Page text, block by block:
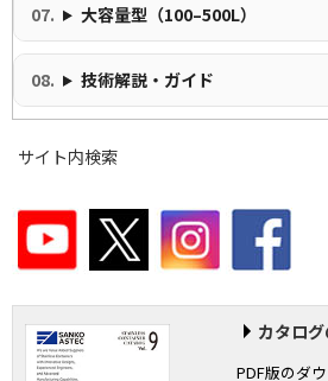
大容量型（100–500L）
技術解説・ガイド
サイト内検索
カタロ
PDF版のダ